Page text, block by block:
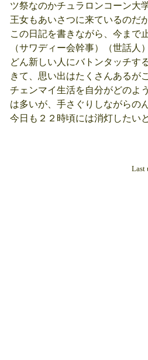
ツ祭なのかチュラロンコーン大
王女もあいさつに来ているのだ
この日記を書きながら、今まで
（サワディー会幹事）（世話
どん新しい人にバトンタッチす
きて、思い出はたくさんあるが
チェンマイ生活を自分がどのよ
は多いが、手さぐりしながらの
今日も２２時頃には消灯したい
Last